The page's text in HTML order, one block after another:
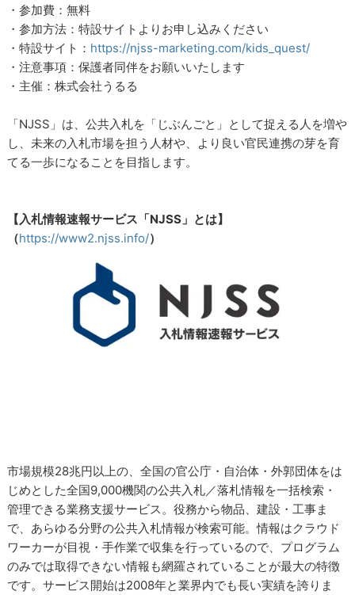
・参加費：無料
・参加方法：特設サイトよりお申し込みください
・特設サイト： https://njss-marketing.com/kids_quest/
・注意事項：保護者同伴をお願いいたします
・主催：株式会社うるる
「NJSS」は、公共入札を「じぶんごと」として捉える人を増や
し、未来の入札市場を担う人材や、より良い官民連携の芽を育
てる一歩になることを目指します。
【入札情報速報サービス「NJSS」とは】
（https://www2.njss.info/）
市場規模28兆円以上の、全国の官公庁・自治体・外郭団体をは
じめとした全国9,000機関の公共入札／落札情報を一括検索・
管理できる業務支援サービス。役務から物品、建設・工事ま
で、あらゆる分野の公共入札情報が検索可能。情報はクラウド
ワーカーが目視・手作業で収集を行っているので、プログラム
のみでは取得できない情報も網羅されていることが最大の特徴
です。サービス開始は2008年と業界内でも長い実績を誇りま